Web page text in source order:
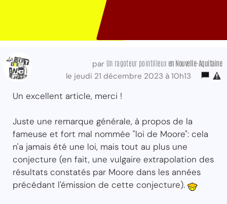
par Un ragoteur pointilleux en Nouvelle-Aquitaine
le jeudi 21 décembre 2023 à 10h13
Un excellent article, merci !
Juste une remarque générale, à propos de la
fameuse et fort mal nommée "loi de Moore": cela
n'a jamais été une loi, mais tout au plus une
conjecture (en fait, une vulgaire extrapolation des
résultats constatés par Moore dans les années
précédant l'émission de cette conjecture).